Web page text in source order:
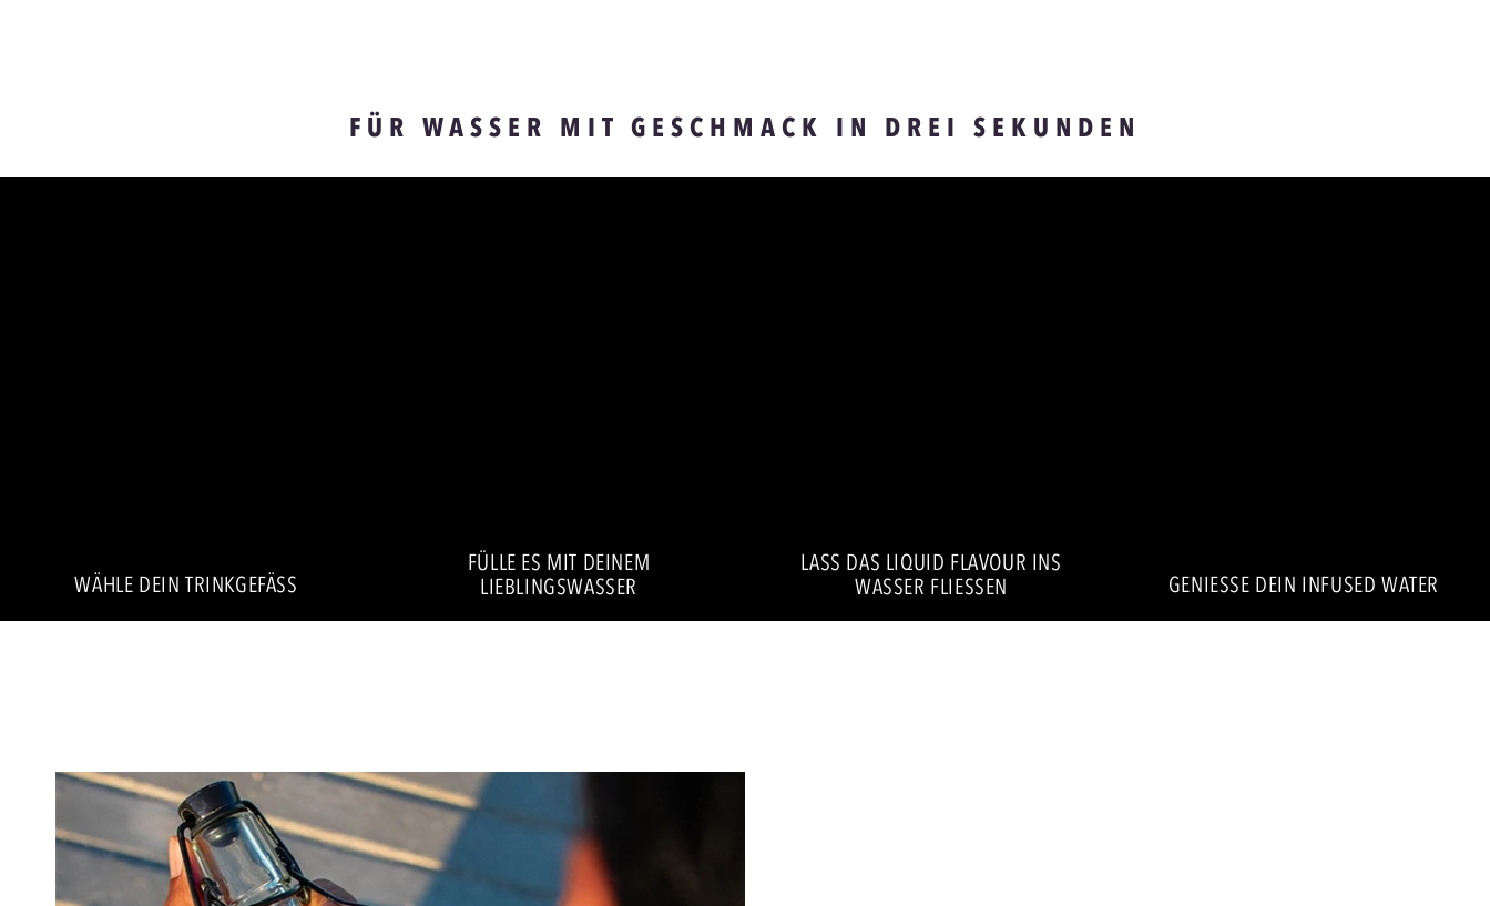
FÜR WASSER MIT GESCHMACK IN DREI SEKUNDEN
WÄHLE DEIN TRINKGEFÄSS
FÜLLE ES MIT DEINEM
LIEBLINGSWASSER
LASS DAS LIQUID FLAVOUR INS
WASSER FLIESSEN
GENIESSE DEIN INFUSED WATER